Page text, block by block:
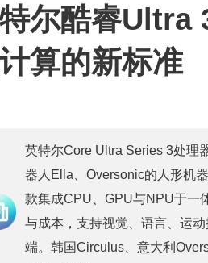
尔酷睿Ultra
算的新标准
英特尔Core Ultra Series 3处理
器人Ella、Oversonic的人形机
款集成CPU、GPU与NPU于一
与成本，支持视觉、语言、运
端。韩国Circulus、意大利